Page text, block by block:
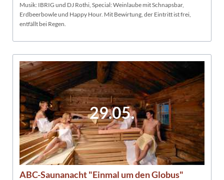
Musik: IBRIG und DJ Rothi, Special: Weinlaube mit Schnapsbar,
Erdbeerbowle und Happy Hour. Mit Bewirtung, der Eintritt ist frei,
entfällt bei Regen.
29.05.
ABC-Saunanacht "Einmal um den Globus"